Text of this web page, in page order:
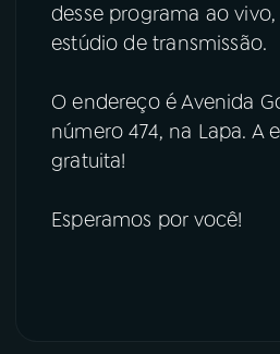
desse programa ao
estúdio de transmissão.
O endereço é Avenida
número 474, na Lapa. A
gratuita!
Esperamos por você!